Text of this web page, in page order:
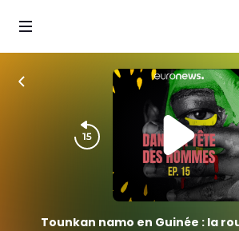
Tounkan namo en Guinée : la